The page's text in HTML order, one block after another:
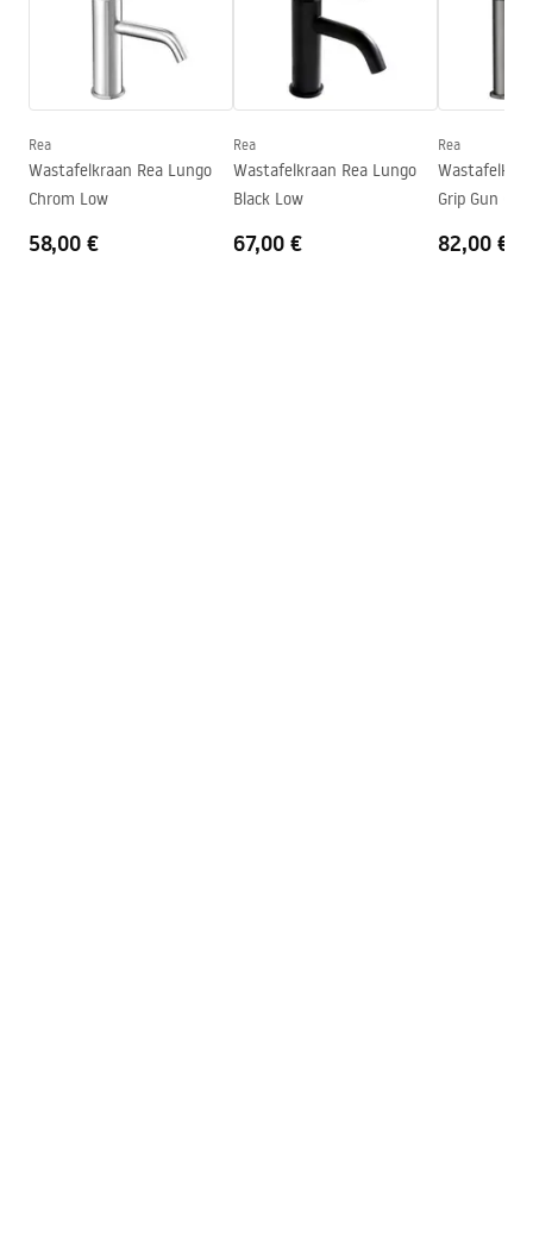
Uitloopbereik
mm
Coatingtechnologie
PVD
Aansluitdiameter:
Garantie
5 jaar
Montage-instructies
Veiligheidsinformatie
Safety_Information_Faucets.pdf
Rea
Wastafelkraan Rea Lungo
Chrom Low
58,00 €
Rea
Wastafelkraan Rea Lungo
Black Low
67,00 €
Rea
Grip Gun
82,00 €